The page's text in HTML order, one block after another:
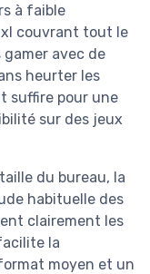
à faible
couvrant tout le
avec de
heurter les
suffire pour une
sur des jeux
du bureau, la
habituelle des
clairement les
la
moyen et un